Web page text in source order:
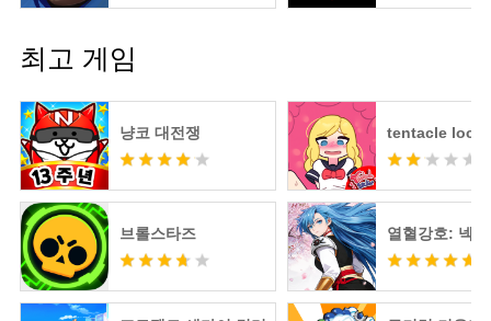
최고 게임
냥코 대전쟁
브롤스타즈
tentacle
열혈강호: 넥